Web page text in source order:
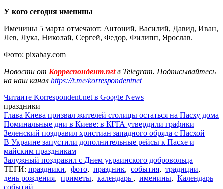
У кого сегодня именины
Именины 5 марта отмечают: Антоний, Василий, Давид, Иван,
Лев, Лука, Николай, Сергей, Федор, Филипп, Ярослав.
Фото: pixabay.com
Новости от Корреспондент.netв Telegram. Подписывайтесь
на наш канал https://t.me/korrespondentnet
Читайте Korrespondent.net в Google News
праздники
Глава Киева призвал жителей столицы остаться на Пасху дома
Поминальные дни в Киеве: в КГГА утвердили графики
Зеленский поздравил христиан западного обряда с Пасхой
В Украине запустили дополнительные рейсы к Пасхе и
майским праздникам
Залужный поздравил с Днем украинского добровольца
ТЕГИ: праздники, фото, праздник, события, традиции,
день рождения, приметы, календарь , именины, Календарь
событий